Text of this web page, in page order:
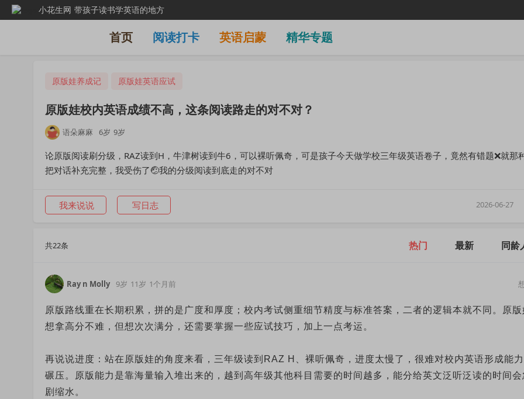
小花生网 带孩子读书学英语的地方
首页 阅读打卡 英语启蒙 精华专题
原版娃养成记 原版娃英语应试
原版娃校内英语成绩不高，这条阅读路走的对不对？
语朵麻麻 6岁 9岁
论原版阅读刷分级，RAZ读到H，牛津树读到牛6，可以裸听佩奇，可是孩子今天做学校三年级英语卷子，竟然有错题❌就那
把对话补充完整，我受伤了🤕我的分级阅读到底走的对不对
2026-06-27
我来说说 写日志
共22条 热门 最新 同龄
Ray n Molly 9岁 11岁 1个月前
原版路线重在长期积累，拼的是广度和厚度；校内考试侧重细节精度与标准答案，二者的逻辑本就不同。原版
想拿高分不难，但想次次满分，还需要掌握一些应试技巧，加上一点考运。
再说说进度：站在原版娃的角度来看，三年级读到RAZ H、裸听佩奇，进度太慢了，很难对校内英语形成能力
碾压。原版能力是靠海量输入堆出来的，越到高年级其他科目需要的时间越多，能分给英文泛听泛读的时间会
剧缩水。